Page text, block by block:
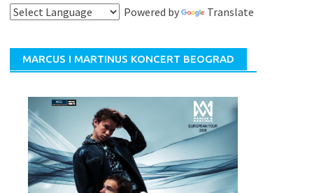
Powered by Translate
MARCUS I MARTINUS KONCERT BEOGRAD